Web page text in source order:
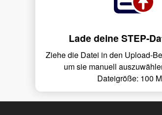
Lade deine STEP-
Ziehe die Datei in den Upload-
um sie manuell
Dateigröße: 100